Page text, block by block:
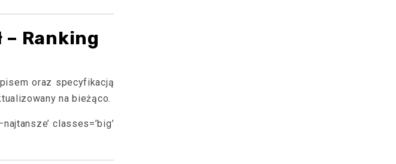
Ranking
oraz specyfikacją
na bieżąco.
classes=’big’